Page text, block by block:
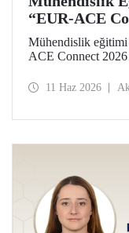
“EUR-ACE
Konuşuldu
Mühendislik eğitimi
ACE Connect
akademisyenler,
11 Haz 2026